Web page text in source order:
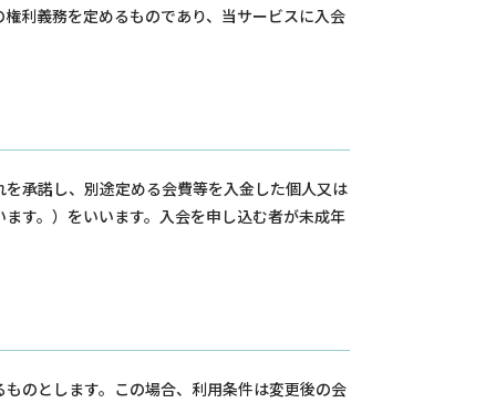
利義務を定めるものであり、当サービスに入会
承諾し、別途定める会費等を入金した個人又は
す。）をいいます。入会を申し込む者が未成年
のとします。この場合、利用条件は変更後の会